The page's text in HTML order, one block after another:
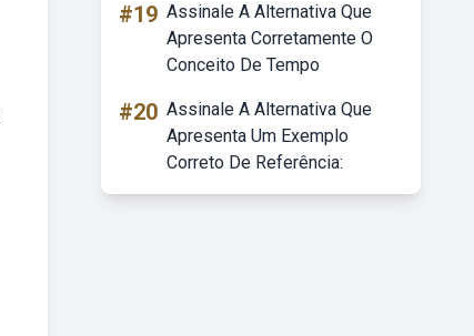
#19 Assinale A Alternativa Que
Apresenta Corretamente O
Conceito De Tempo
#20 Assinale A Alternativa Que
Apresenta Um Exemplo
Correto De Referência: